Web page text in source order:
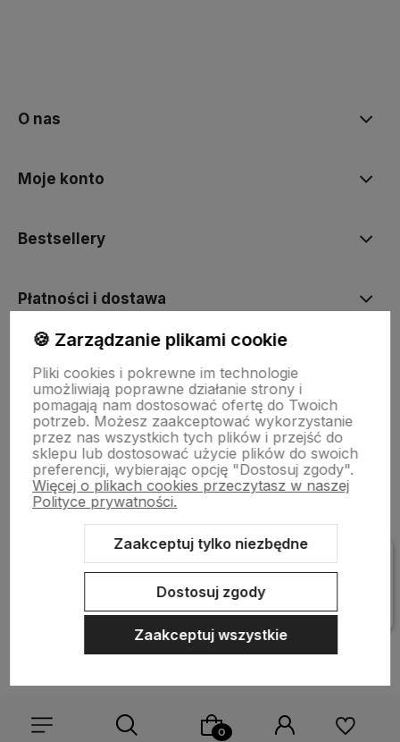
O nas
Moje konto
Bestsellery
Płatności i dostawa
Pomoc
Sklep internetowy Shoper Premium
Szablon Shoper Modern 3.0™
🍪 Zarządzanie plikami cookie
Pliki cookies i pokrewne im technologie
umożliwiają poprawne działanie strony i
pomagają nam dostosować ofertę do Twoich
potrzeb. Możesz zaakceptować wykorzystanie
przez nas wszystkich tych plików i przejść do
sklepu lub dostosować użycie plików do swoich
preferencji, wybierając opcję "Dostosuj zgody".
Więcej o plikach cookies przeczytasz w naszej
Polityce prywatności.
Zaakceptuj tylko niezbędne
Dostosuj zgody
Zaakceptuj wszystkie